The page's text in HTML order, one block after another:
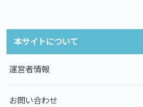
本サイトについて
運営者情報
お問い合わせ